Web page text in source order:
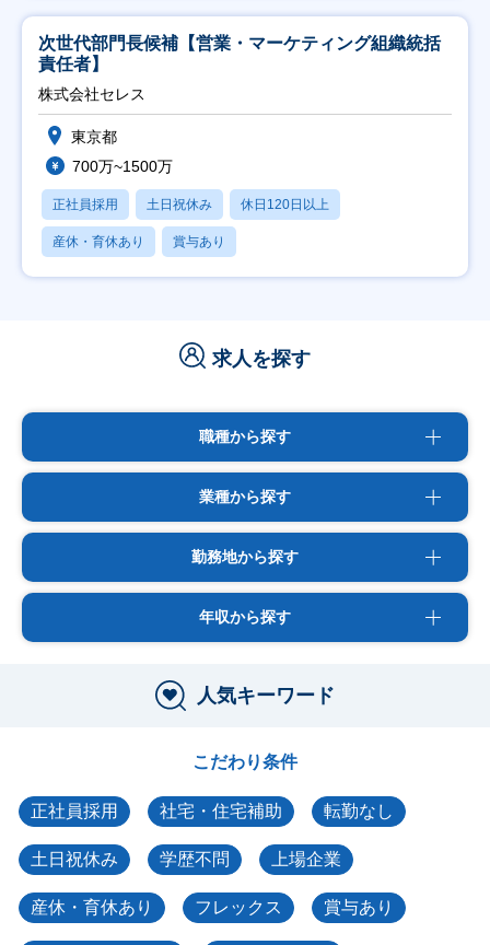
次世代部門長候補【営業・マーケティング組織統括
責任者】
株式会社セレス
東京都
700万~1500万
正社員採用 土日祝休み 休日120日以上
産休・育休あり 賞与あり
求人を探す
職種から探す
業種から探す
勤務地から探す
年収から探す
人気キーワード
こだわり条件
正社員採用 社宅・住宅補助 転勤なし
土日祝休み 学歴不問 上場企業
産休・育休あり フレックス 賞与あり